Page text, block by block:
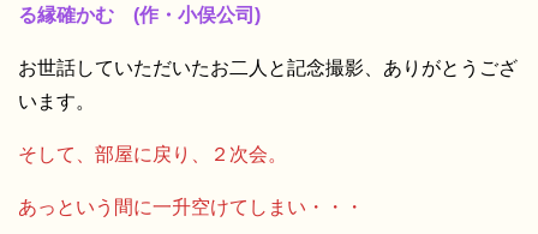
る縁確かむ (作・小俣公司)
お世話していただいたお二人と記念撮影、ありがとうござ
います。
そして、部屋に戻り、２次会。
あっという間に一升空けてしまい・・・